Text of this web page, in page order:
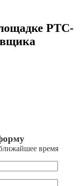
РТС-
время